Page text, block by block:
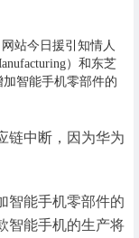
站今日援引知情人
）和东芝
加智能手机零部件的
链中断，因为华为
智能手机零部件的
智能手机的生产将